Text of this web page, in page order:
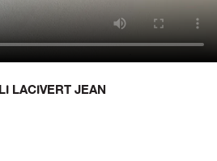
LACIVERT JEAN